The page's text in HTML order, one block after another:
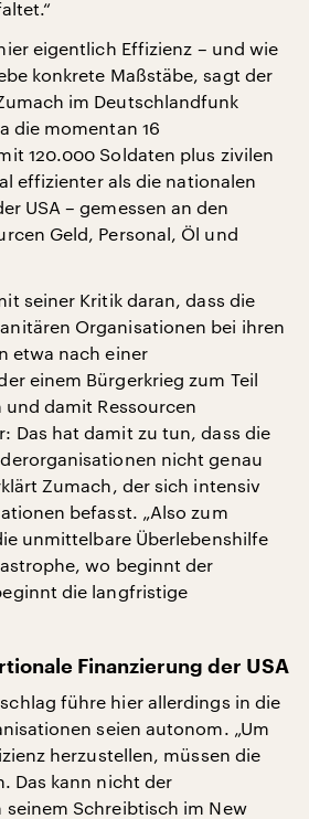
eigentlich Effizienz – und wie
konkrete Maßstäbe, sagt der
im Deutschlandfunk
die momentan 16
120.000 Soldaten plus zivilen
effizienter als die nationalen
USA – gemessen an den
Geld, Personal, Öl und
seiner Kritik daran, dass die
Organisationen bei ihren
etwa nach einer
einem Bürgerkrieg zum Teil
damit Ressourcen
Das hat damit zu tun, dass die
nicht genau
Zumach, der sich intensiv
befasst. „Also zum
unmittelbare Überlebenshilfe
wo beginnt der
die langfristige
Finanzierung der USA
führe hier allerdings in die
seien autonom. „Um
herzustellen, müssen die
Das kann nicht der
seinem Schreibtisch im New